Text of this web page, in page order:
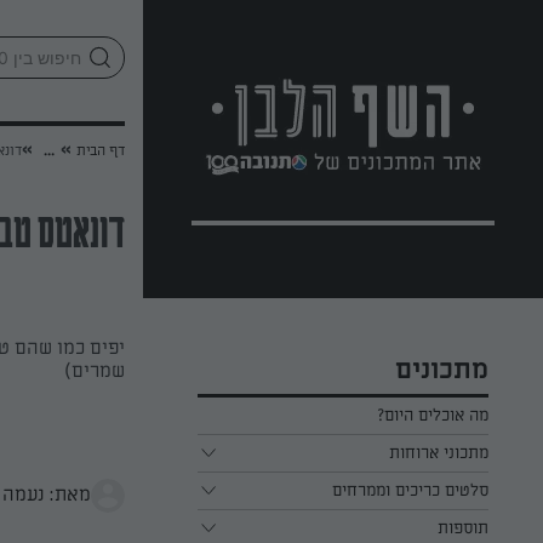
מתכונים
מה אוכלים היום?
מתכוני ארוחות
ארוחת בוקר
ארוחת צהריים
סלטים כריכים וממרחים
כל הסלטים כריכים וממרחים
תוספות
דף הבית »
...
»
דונאטס
יפים כמו שהם
שמרים)
מאת: נעמה